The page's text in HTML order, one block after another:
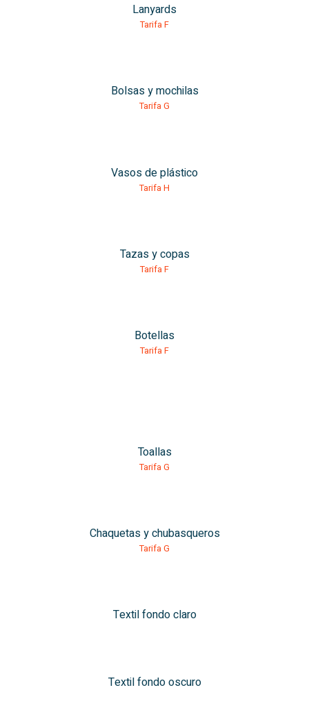
Lanyards
Tarifa F
Bolsas y mochilas
Tarifa G
Vasos de plástico
Tarifa H
Tazas y copas
Tarifa F
Botellas
Tarifa F
Toallas
Tarifa G
Chaquetas y chubasqueros
Tarifa G
Textil fondo claro
Textil fondo oscuro